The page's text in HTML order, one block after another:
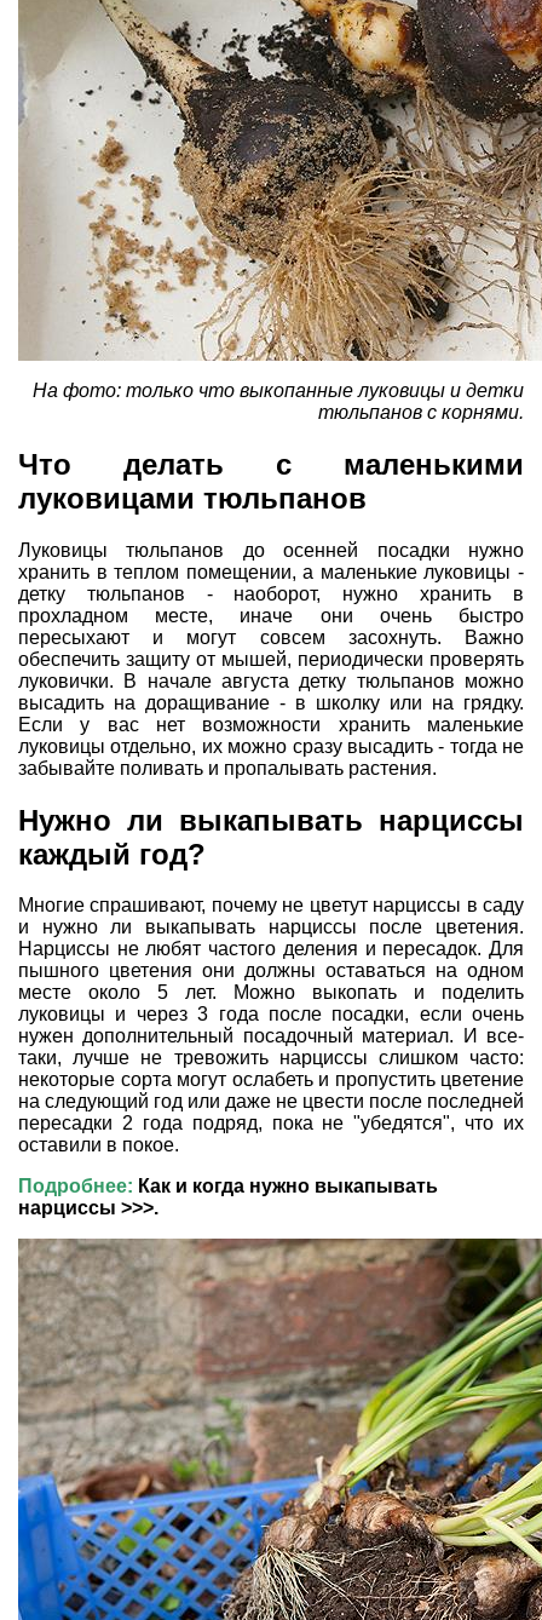
На фото: только что выкопанные луковицы и детки
тюльпанов с корнями.
Что делать с маленькими
луковицами тюльпанов
Луковицы тюльпанов до осенней посадки нужно
хранить в теплом помещении, а маленькие луковицы -
детку тюльпанов - наоборот, нужно хранить в
прохладном месте, иначе они очень быстро
пересыхают и могут совсем засохнуть. Важно
обеспечить защиту от мышей, периодически проверять
луковички. В начале августа детку тюльпанов можно
высадить на доращивание - в школку или на грядку.
Если у вас нет возможности хранить маленькие
луковицы отдельно, их можно сразу высадить - тогда не
забывайте поливать и пропалывать растения.
Нужно ли выкапывать нарциссы
каждый год?
Многие спрашивают, почему не цветут нарциссы в саду
и нужно ли выкапывать нарциссы после цветения.
Нарциссы не любят частого деления и пересадок. Для
пышного цветения они должны оставаться на одном
месте около 5 лет. Можно выкопать и поделить
луковицы и через 3 года после посадки, если очень
нужен дополнительный посадочный материал. И все-
таки, лучше не тревожить нарциссы слишком часто:
некоторые сорта могут ослабеть и пропустить цветение
на следующий год или даже не цвести после последней
пересадки 2 года подряд, пока не "убедятся", что их
оставили в покое.
Подробнее: Как и когда нужно выкапывать
нарциссы >>>.